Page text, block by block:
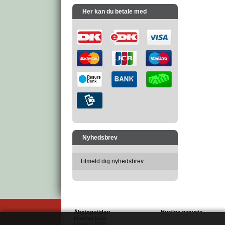
Her kan du betale med
Nyhedsbrev
Tilmeld dig nyhedsbrev
Åbningstider:
Hurtige genveje